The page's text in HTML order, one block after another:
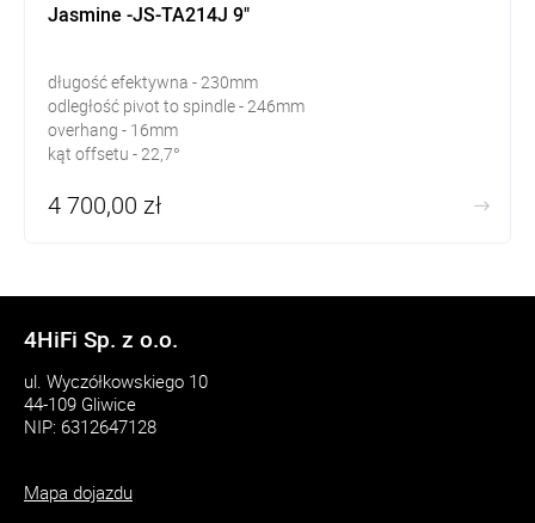
Jasmine -JS-TA214J 9"
długość efektywna - 230mm
odległość pivot to spindle - 246mm
overhang - 16mm
kąt offsetu - 22,7°
4 700,00 zł
4HiFi Sp. z o.o.
ul. Wyczółkowskiego 10
44-109 Gliwice
NIP: 6312647128
Mapa dojazdu